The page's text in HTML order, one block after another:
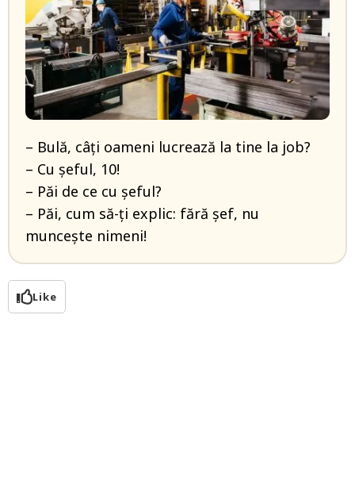
– Bulă, câți oameni lucrează la tine la job?
– Cu șeful, 10!
– Păi de ce cu șeful?
– Păi, cum să-ți explic: fără șef, nu
muncește nimeni!
Like